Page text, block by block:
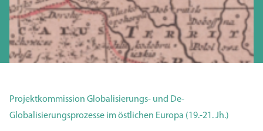
Projektkommission Globalisierungs- und De-
Globalisierungsprozesse im östlichen Europa (19.-21. Jh.)